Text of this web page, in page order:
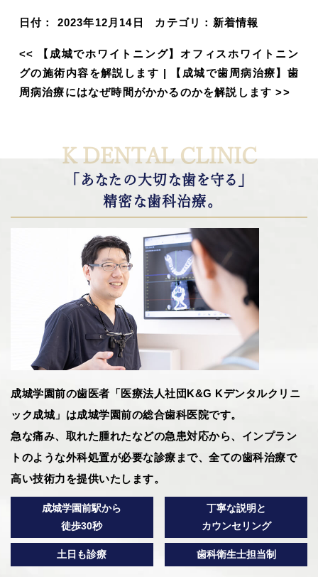
日付： 2023年12月14日 カテゴリ： 新着情報
<< 【成城でホワイトニング】オフィスホワイトニン
グの施術内容を解説します |
【成城で歯周病治療】歯
周病治療にはなぜ時間がかかるのかを解説します>>
K DENTAL CLINIC
「あなたの大切な歯を守る」
精密な歯科治療。
成城学園前の歯医者「医療法人社団K&G Kデンタルクリニ
ック成城」は成城学園前の総合歯科医院です。
急な痛み、取れた腫れたなどの急患対応から、インプラン
トのような外科処置が必要な診療まで、全ての歯科治療で
高い技術力を提供いたします。
成城学園前駅から
徒歩30秒
丁寧な説明と
カウンセリング
土日も診療 歯科衛生士担当制